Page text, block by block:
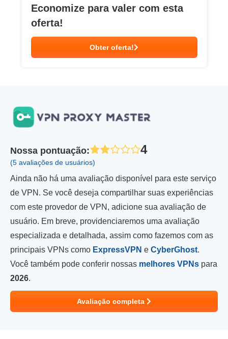
Economize para valer com esta
oferta!
Obter oferta!
Nossa pontuação: 4
(5 avaliações de usuários)
Ainda não há uma avaliação disponível para este serviço
de VPN. Se você deseja compartilhar suas experiências
com este provedor de VPN, adicione sua avaliação de
usuário. Em breve, providenciaremos uma avaliação
especializada e detalhada, assim como fazemos com as
principais VPNs como ExpressVPN e CyberGhost.
Você também pode conferir nossas melhores VPNs para
2026.
Avaliação completa